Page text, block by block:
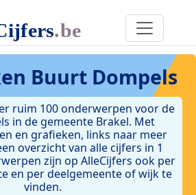
Buurt Dompels
ruim 100 onderwerpen voor de
in de gemeente Brakel. Met
en grafieken, links naar meer
overzicht van alle cijfers in 1
zijn op AlleCijfers ook per
en per deelgemeente of wijk te
vinden.